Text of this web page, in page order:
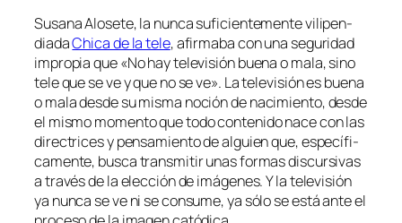
Susana Alosete, la nun­ca su­fi­cien­te­men­te vi­li­pen­
dia­daChica de la te­le, afir­ma­ba con una se­gu­ri­dad
im­pro­pia que «No hay te­le­vi­sión bue­na o ma­la, sino
te­le que se ve y que no se ve». La te­le­vi­sión es bue­na
o ma­la des­de su mis­ma no­ción de na­ci­mien­to, des­de
el mis­mo mo­men­to que to­do con­te­ni­do na­ce con las
di­rec­tri­ces y pen­sa­mien­to de al­guien que, es­pe­cí­fi­
ca­men­te, bus­ca trans­mi­tir unas for­mas dis­cur­si­vas
a tra­vés de la elec­ción de imá­ge­nes. Y la te­le­vi­sión
ya nun­ca se ve ni se con­su­me, ya só­lo se es­tá an­te el